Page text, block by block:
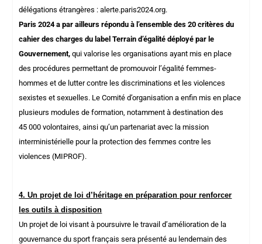
délégations étrangères : alerte.paris2024.org.
Paris 2024 a par ailleurs répondu à l’ensemble des 20 critères du
cahier des charges du label Terrain d’égalité déployé par le
Gouvernement,qui valorise les organisations ayant mis en place
des procédures permettant de promouvoir l’égalité femmes-
hommes et de lutter contre les discriminations et les violences
sexistes et sexuelles. Le Comité d’organisation a enfin mis en place
plusieurs modules de formation, notamment à destination des
45 000 volontaires, ainsi qu’un partenariat avec la mission
interministérielle pour la protection des femmes contre les
violences (MIPROF).
4. Un projet de loi d’héritage en préparation pour renforcer
les outils à disposition
Un projet de loi visant à poursuivre le travail d’amélioration de la
gouvernance du sport français sera présenté au lendemain des